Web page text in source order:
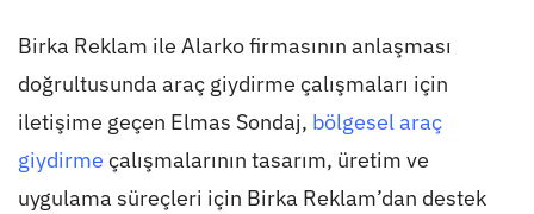
Birka Reklam ile Alarko firmasının anlaşması
doğrultusunda araç giydirme çalışmaları için
iletişime geçen Elmas Sondaj, bölgesel araç
giydirme çalışmalarının tasarım, üretim ve
uygulama süreçleri için Birka Reklam’dan destek